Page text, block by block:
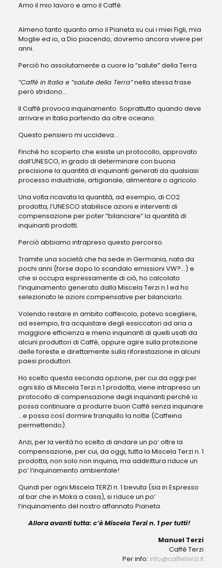
Amo il mio lavoro e amo il Caffè.
Almeno tanto quanto amo il Pianeta su cui i miei Figli, mia
Moglie ed io, a Dio piacendo, dovremo ancora vivere per
anni.
Perciò ho assolutamente a cuore la “salute” della Terra.
“Caffè in Italia e “salute della Terra”nella stessa frase
però stridono…
Il Caffè provoca inquinamento. Soprattutto quando deve
arrivare in Italia partendo da oltre oceano.
Questo pensiero mi uccideva…
Finché ho scoperto che esiste un protocollo, approvato
dall’UNESCO, in grado di determinare con buona
precisione la quantità di inquinanti generati da qualsiasi
processo industriale, artigianale, alimentare o agricolo.
Una volta ricavata la quantità, ad esempio, di CO2
prodotta, l’UNESCO stabilisce azioni e interventi di
compensazione per poter “bilanciare” la quantità di
inquinanti prodotti.
Perciò abbiamo intrapreso questo percorso.
Tramite una società che ha sede in Germania, nata da
pochi anni (forse dopo lo scandalo emissioni VW?…) e
che si occupa espressamente di ciò, ho calcolato
l’inquinamento generato dalla Miscela Terzi n.1 ed ho
selezionato le azioni compensative per bilanciarlo.
Volendo restare in ambito caffeicolo, potevo scegliere,
ad esempio, tra acquistare degli essiccatori ad aria a
maggiore efficienza e meno inquinanti di quelli usati da
alcuni produttori di Caffè, oppure agire sulla protezione
delle foreste e direttamente sulla riforestazione in alcuni
paesi produttori.
Ho scelto questa seconda opzione, per cui da oggi per
ogni kilo di Miscela Terzi n.1 prodotta, viene intrapreso un
protocollo di compensazione degli inquinanti perché io
possa continuare a produrre buon Caffè senza inquinare
…e possa così dormire tranquillo la notte (Caffeina
permettendo).
Anzi, per la verità ho scelto di andare un po’ oltre la
compensazione, per cui, da oggi, tutta la Miscela Terzi n. 1
prodotta, non solo non inquina, ma addirittura riduce un
po’ l’inquinamento ambientale!
Quindi per ogni Miscela TERZI n. 1 bevuta (sia in Espresso
al bar che in Moka a casa), si riduce un po’
l’inquinamento del nostro affannato Pianeta.
Allora avanti tutta: c’è Miscela Terzi n. 1 per tutti!
Manuel Terzi
Caffè Terzi
Per info: info@caffeterzi.it